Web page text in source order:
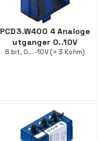
PCD3.W400 4 Analoge
utganger 0..10V
8 bit, 0...-10V (> 3 Kohm)